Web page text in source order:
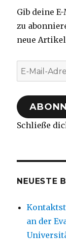
Gib deine
zu
neue
E-
Mail-
Adresse
Schließe
NEUESTE
an der